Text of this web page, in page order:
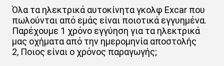
Όλα τα ηλεκτρικά αυτοκίνητα γκολφ Excar που
πωλούνται από εμάς είναι ποιοτικά εγγυημένα.
Παρέχουμε 1 χρόνο εγγύηση για τα ηλεκτρικά
μας οχήματα από την ημερομηνία αποστολής
2, Ποιος είναι ο χρόνος παραγωγής;